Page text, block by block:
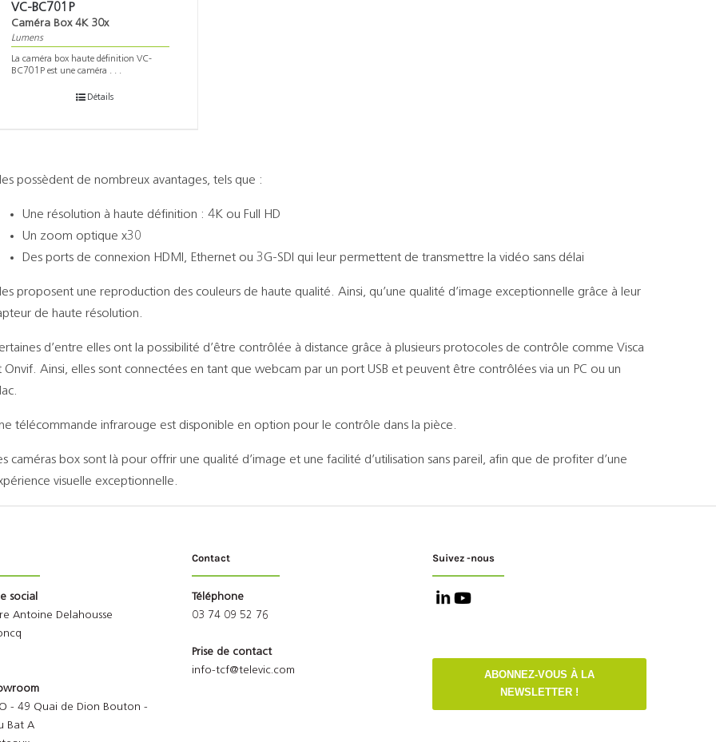
VC-BC701P
Caméra Box 4K 30x
Lumens
La caméra box haute définition VC-
BC701P est une caméra . . .
Détails
possèdent de nombreux avantages, tels que :
Une résolution à haute définition : 4K ou Full HD
Un zoom optique x30
Des ports de connexion HDMI, Ethernet ou 3G-SDI qui leur permettent de transmettre la vidéo sans délai
proposent une reproduction des couleurs de haute qualité. Ainsi, qu’une qualité d’image exceptionnelle grâce à leur
de haute résolution.
d’entre elles ont la possibilité d’être contrôlée à distance grâce à plusieurs protocoles de contrôle comme Visca
Onvif. Ainsi, elles sont connectées en tant que webcam par un port USB et peuvent être contrôlées via un PC ou un
télécommande infrarouge est disponible en option pour le contrôle dans la pièce.
caméras box sont là pour offrir une qualité d’image et une facilité d’utilisation sans pareil, afin que de profiter d’une
visuelle exceptionnelle.
social
Antoine Delahousse
- 49 Quai de Dion Bouton -
Bat A
Contact
Téléphone
03 74 09 52 76
Prise de contact
info-tcf@televic.com
Suivez -nous
ABONNEZ-VOUS À LA
NEWSLETTER !